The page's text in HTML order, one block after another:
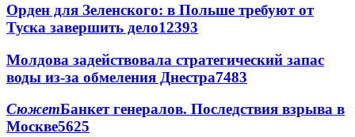
Орден для Зеленского: в Польше требуют от
Туска завершить дело12393
Молдова задействовала стратегический запас
воды из-за обмеления Днестра7483
СюжетБанкет генералов. Последствия взрыва в
Москве5625